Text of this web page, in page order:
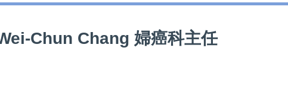
Chun Chang 婦癌科主任